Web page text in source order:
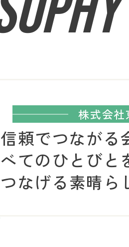
株式会
信頼でつながる
てのひとびと
なげる素晴ら